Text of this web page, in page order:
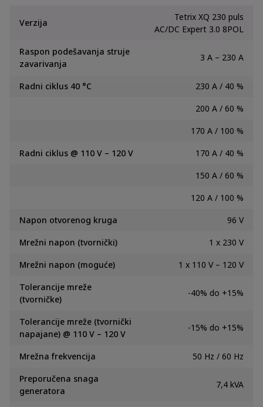
Verzija
Tetrix XQ 230 puls
AC/DC Expert 3.0 8POL
Raspon podešavanja struje
zavarivanja
3 A – 230 A
Radni ciklus 40 °C
230 A / 40 %
200 A / 60 %
170 A / 100 %
Radni ciklus @ 110 V – 120 V
170 A / 40 %
150 A / 60 %
120 A / 100 %
Napon otvorenog kruga
96 V
Mrežni napon (tvornički)
1 x 230 V
Mrežni napon (moguće)
1 x 110 V – 120 V
Tolerancije mreže
(tvorničke)
-40% do +15%
Tolerancije mreže (tvornički
napajane) @ 110 V – 120 V
-15% do +15%
Mrežna frekvencija
50 Hz / 60 Hz
Preporučena snaga
generatora
7,4 kVA